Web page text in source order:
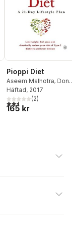
Pioppi Diet
Aseem Malhotra,
O'Neill
Häftad, 2017
2,5utav 5 stjärnor.
(2)
165 kr